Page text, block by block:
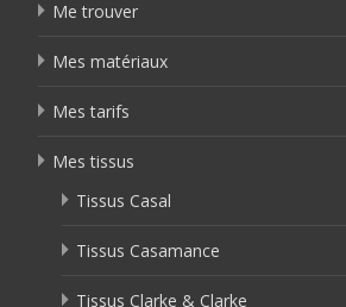
Me trouver
Mes matériaux
Mes tarifs
Mes tissus
Tissus Casal
Tissus Casamance
Tissus Clarke & Clarke